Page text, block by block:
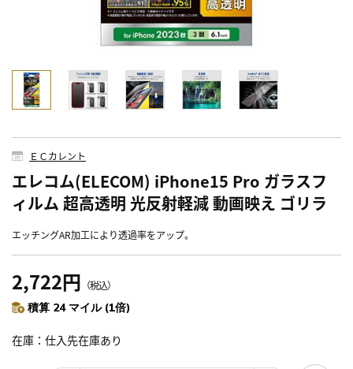
ＥＣカレント
エレコム(ELECOM) iPhone15 Pro ガラスフ
ィルム 超高透明 光反射軽減 動画映え ゴリラ
エッチングAR加工により透過率をアップ。
2,722円 （税込）
積算 24 マイル (1倍)
在庫 仕入先在庫あり